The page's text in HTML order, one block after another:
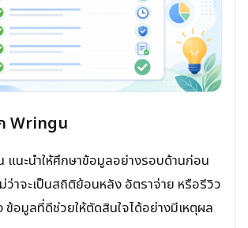
Wringu
แนะนำให้ศึกษาข้อมูลอย่างรอบด้านก่อน
ว่าจะเป็นสถิติย้อนหลัง อัตราจ่าย หรือรีวิว
ข้อมูลที่ดีช่วยให้ตัดสินใจได้อย่างมีเหตุผล